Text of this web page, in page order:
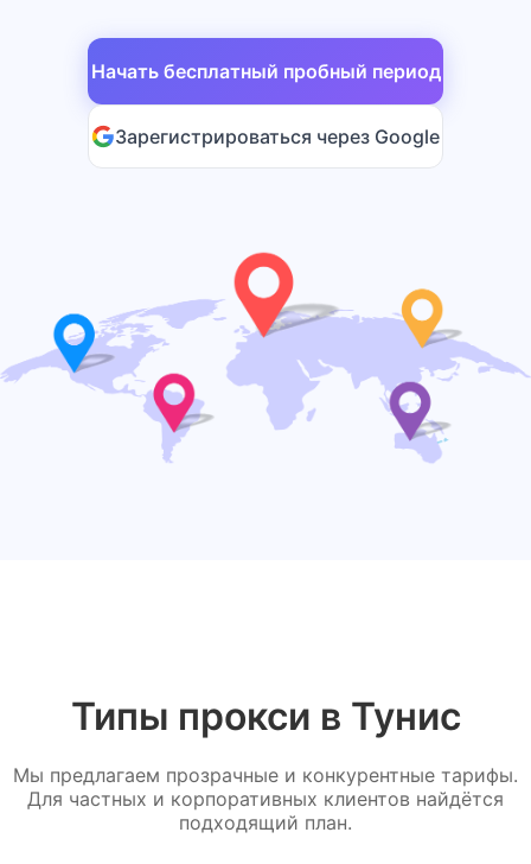
Начать бесплатный пробный период
Зарегистрироваться через Google
Типы прокси в Тунис
Мы предлагаем прозрачные и конкурентные тарифы.
Для частных и корпоративных клиентов найдётся
подходящий план.